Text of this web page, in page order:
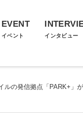
EVENT
イベント インタビュー
ルの発信拠点「PARK+」